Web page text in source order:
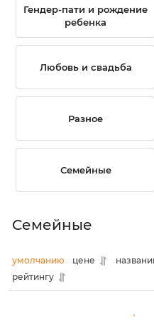
Гендер-пати и рождение
ребенка
Любовь и свадьба
Разное
Семейные
Семейные
умолчанию цене
рейтингу